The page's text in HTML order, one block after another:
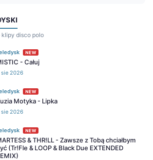
disco polo
NEW
- Całuj
sie 2026
NEW
Motyka - Lipka
sie 2026
NEW
& THR!LL - Zawsze z Tobą chciałbym
(Tr!Fle & LOOP & Black Due EXTENDED